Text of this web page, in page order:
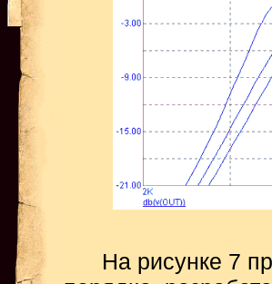
На рисунке 7